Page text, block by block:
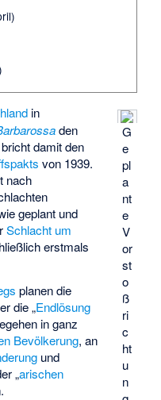
G
e
pl
a
nt
e
V
or
st
o
ß
ri
c
ht
u
n
in
den
damit den
von 1939.
nach
geplant und
Schlacht um
erstmals
planen die
die „Endlösung
in ganz
Bevölkerung, an
und
„arischen